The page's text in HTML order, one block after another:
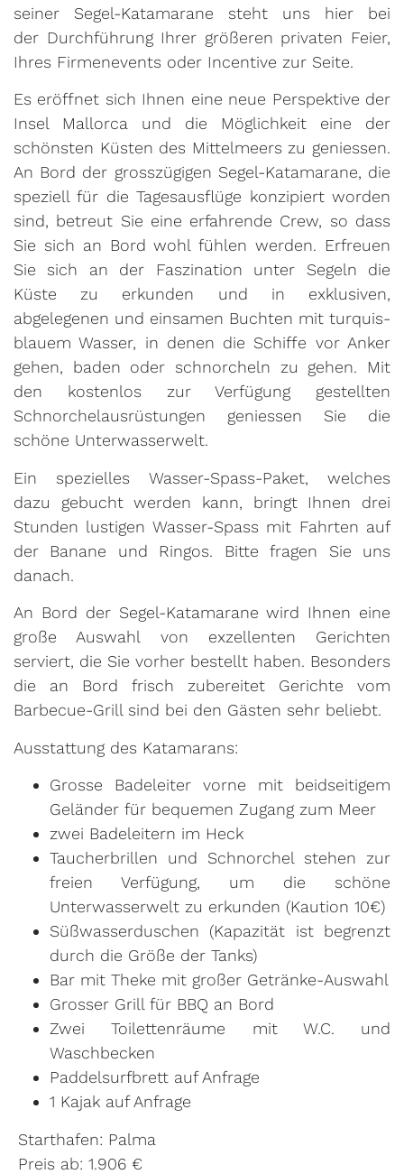
seiner Segel-Katamarane steht uns hier bei
der Durchführung Ihrer größeren privaten Feier,
Ihres Firmenevents oder Incentive zur Seite.
Es eröffnet sich Ihnen eine neue Perspektive der
Insel Mallorca und die Möglichkeit eine der
schönsten Küsten des Mittelmeers zu geniessen.
An Bord der grosszügigen Segel-Katamarane, die
speziell für die Tagesausflüge konzipiert worden
sind, betreut Sie eine erfahrende Crew, so dass
Sie sich an Bord wohl fühlen werden. Erfreuen
Sie sich an der Faszination unter Segeln die
Küste zu erkunden und in exklusiven,
abgelegenen und einsamen Buchten mit turquis-
blauem Wasser, in denen die Schiffe vor Anker
gehen, baden oder schnorcheln zu gehen. Mit
den kostenlos zur Verfügung gestellten
Schnorchelausrüstungen geniessen Sie die
schöne Unterwasserwelt.
Ein spezielles Wasser-Spass-Paket, welches
dazu gebucht werden kann, bringt Ihnen drei
Stunden lustigen Wasser-Spass mit Fahrten auf
der Banane und Ringos. Bitte fragen Sie uns
danach.
An Bord der Segel-Katamarane wird Ihnen eine
große Auswahl von exzellenten Gerichten
serviert, die Sie vorher bestellt haben. Besonders
die an Bord frisch zubereitet Gerichte vom
Barbecue-Grill sind bei den Gästen sehr beliebt.
Ausstattung des Katamarans:
Grosse Badeleiter vorne mit beidseitigem
Geländer für bequemen Zugang zum Meer
zwei Badeleitern im Heck
Taucherbrillen und Schnorchel stehen zur
freien Verfügung, um die schöne
Unterwasserwelt zu erkunden (Kaution 10€)
Süßwasserduschen (Kapazität ist begrenzt
durch die Größe der Tanks)
Bar mit Theke mit großer Getränke-Auswahl
Grosser Grill für BBQ an Bord
Zwei Toilettenräume mit W.C. und
Waschbecken
Paddelsurfbrett auf Anfrage
1 Kajak auf Anfrage
Starthafen: Palma
Preis ab: 1.906 €